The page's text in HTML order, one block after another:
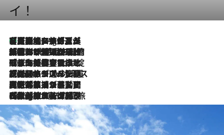
イ！
1 Hour Ago
【厳選旅コスメ】「多機能アイテムがメイン！」旅好き美容エディターが選んだ夏旅ベストコスメを発表【Mサイズジップ】
2026.8.6
「荷物が増えるほど旅ストレスは増す」美容ジャーナリストがたどり着いた最終結論。“化粧品を劇的に減らす”感動の凝縮美容とは
2026.8.6
「旅先には金髪ウィッグを持参」日本と同じメイクでは損してる!? 美容ジャーナリストが提案する“掟破りの旅美容”とは
2026.8.6
【厳選旅コスメ】「身軽さ＆UV対策重視！」ヘアアーティストshucoが選んだ夏旅ベストコスメを発表【Mサイズジップ】
2026.8.5
【厳選旅コスメ】国内をあちこち移動する河井菜摘が選んだ夏旅ベストコスメ発表！「リラックスアイテムはマスト」【Mサイズジップ】
2026.8.4
【厳選旅コスメ】「紫外線＆乾燥対策しながらメイク感も！」ヘア＆メイクGeorgeが選んだ夏旅ベストコスメを発表！【Mサイズジップ】